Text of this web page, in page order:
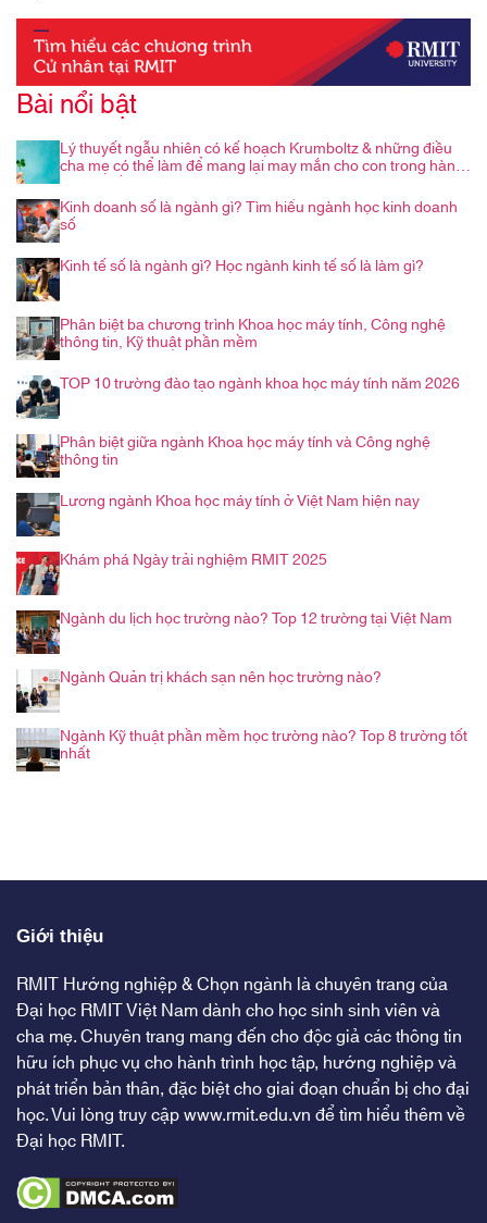
Bài nổi bật
Lý thuyết ngẫu nhiên có kế hoạch Krumboltz & những điều
cha mẹ có thể làm để mang lại may mắn cho con trong hành
trình nghề nghiệp
Kinh doanh số là ngành gì? Tìm hiểu ngành học kinh doanh
số
Kinh tế số là ngành gì? Học ngành kinh tế số là làm gì?
Phân biệt ba chương trình Khoa học máy tính, Công nghệ
thông tin, Kỹ thuật phần mềm
TOP 10 trường đào tạo ngành khoa học máy tính năm 2026
Phân biệt giữa ngành Khoa học máy tính và Công nghệ
thông tin
Lương ngành Khoa học máy tính ở Việt Nam hiện nay
Khám phá Ngày trải nghiệm RMIT 2025
Ngành du lịch học trường nào? Top 12 trường tại Việt Nam
Ngành Quản trị khách sạn nên học trường nào?
Ngành Kỹ thuật phần mềm học trường nào? Top 8 trường tốt
nhất
Giới thiệu
RMIT Hướng nghiệp & Chọn ngành là chuyên trang của
Đại học RMIT Việt Nam dành cho học sinh sinh viên và
cha mẹ. Chuyên trang mang đến cho độc giả các thông tin
hữu ích phục vụ cho hành trình học tập, hướng nghiệp và
phát triển bản thân, đặc biệt cho giai đoạn chuẩn bị cho đại
học. Vui lòng truy cậpwww.rmit.edu.vnđể tìm hiểu thêm về
Đại học RMIT.